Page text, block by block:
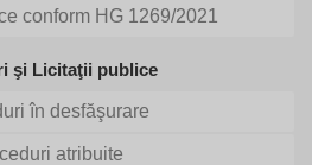
conform HG 1269/2021
şi Licitaţii publice
în desfăşurare
atribuite